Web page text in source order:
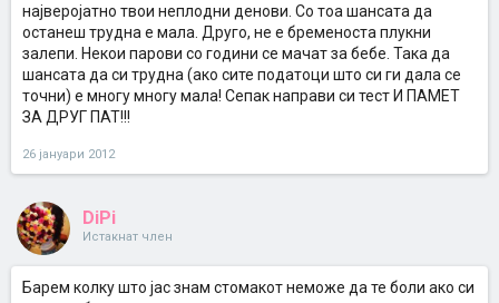
најверојатно твои неплодни денови. Со тоа шансата да
останеш трудна е мала. Друго, не е бременоста плукни
залепи. Некои парови со години се мачат за бебе. Така да
шансата да си трудна (ако сите податоци што си ги дала се
точни) е многу многу мала! Сепак направи си тест И ПАМЕТ
ЗА ДРУГ ПАТ!!!
26 јануари 2012
DiPi
Истакнат член
Барем колку што јас знам стомакот неможе да те боли ако си